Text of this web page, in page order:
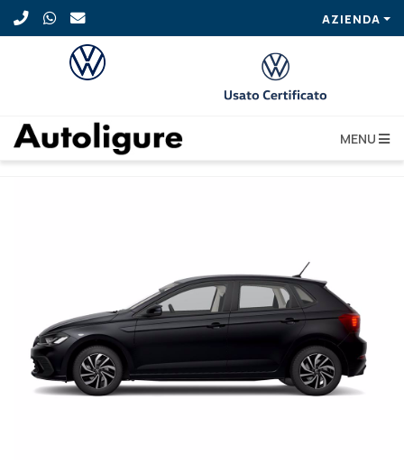
AZIENDA
MENU
VOLKSWAGEN Polo 1.0 TSI DSG Life